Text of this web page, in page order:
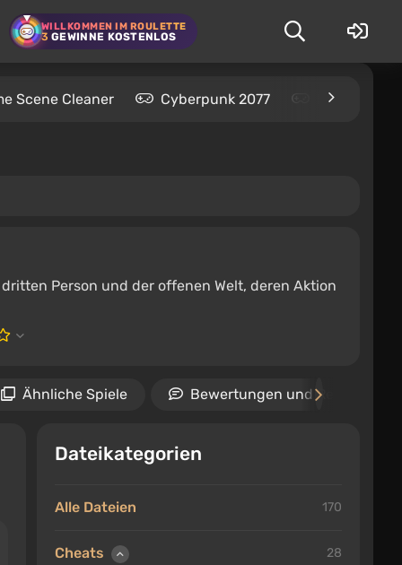
WILLKOMMEN IM ROULETTE
3 GEWINNE KOSTENLOS
Scene Cleaner Cyberpunk 2077 Kingdom
Person und der offenen Welt, deren Aktion
Ähnliche Spiele Bewertungen und Rezensionen
Dateikategorien
Alle Dateien 170
Cheats 28